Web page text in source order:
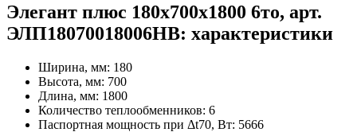
Элегант плюс 180x700x1800 6то, арт.
ЭЛП18070018006НВ: характеристики
Ширина, мм: 180
Высота, мм: 700
Длина, мм: 1800
Количество теплообменников: 6
Паспортная мощность при Δt70, Вт: 5666